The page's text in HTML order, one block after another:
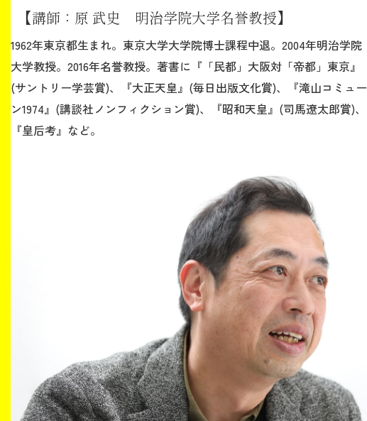
2026年9月入学者向け 新入生サイト
MGグッズ オンラインショップ
（外部サイト）
【講師：原 武史 明治学院大学名誉教授】
1962年東京都生まれ。東京大学大学院博士課程中退。2004年明治学院
大学教授。2016年名誉教授。著書に『「民都」大阪対「帝都」東京』
(サントリー学芸賞)、『大正天皇』(毎日出版文化賞)、『滝山コミュー
ン1974』(講談社ノンフィクション賞)、『昭和天皇』(司馬遼太郎賞)、
『皇后考』など。